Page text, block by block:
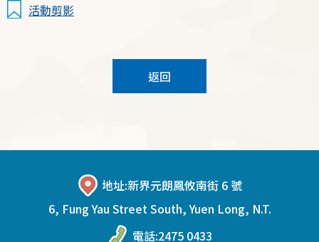
活動剪影
返回
地址:新界元朗鳳攸南街 6 號
6, Fung Yau Street South, Yuen Long, N.T.
電話:2475 0433